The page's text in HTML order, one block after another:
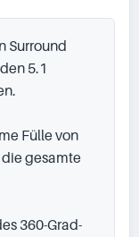
Surround
5.1
Fülle von
gesamte
360-Grad-